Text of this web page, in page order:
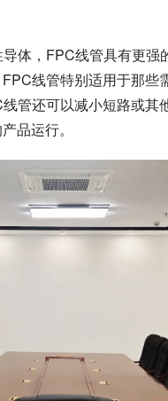
体，FPC线管具有更强
线管特别适用于那些
管还可以减小短路或其
品运行。